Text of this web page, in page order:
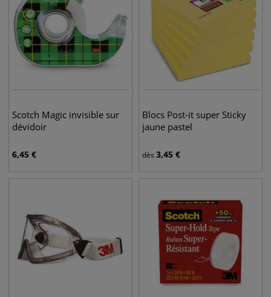
Scotch Magic invisible sur
dévidoir
6,45 €
Blocs Post-it super Sticky
jaune pastel
dès 3,45 €